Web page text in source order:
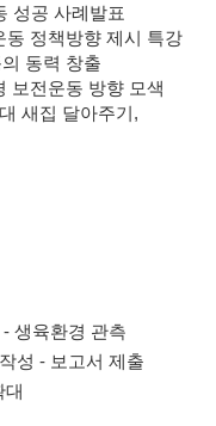
성공 사례발표
정책방향 제시 특강
동력 창출
보전운동 방향 모색
새집 달아주기,
생육환경 관측
성 - 보고서 제출
대